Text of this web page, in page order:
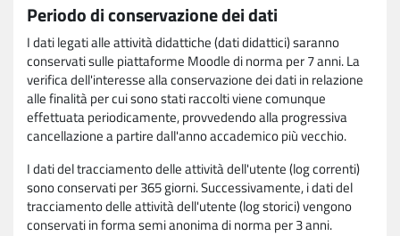
Periodo di conservazione dei dati
I dati legati alle attività didattiche (dati didattici) saranno
conservati sulle piattaforme Moodle di norma per 7 anni. La
verifica dell'interesse alla conservazione dei dati in relazione
alle finalità per cui sono stati raccolti viene comunque
effettuata periodicamente, provvedendo alla progressiva
cancellazione a partire dall'anno accademico più vecchio.
I dati del tracciamento delle attività dell'utente (log correnti)
sono conservati per 365 giorni. Successivamente, i dati del
tracciamento delle attività dell'utente (log storici) vengono
conservati in forma semi anonima di norma per 3 anni.